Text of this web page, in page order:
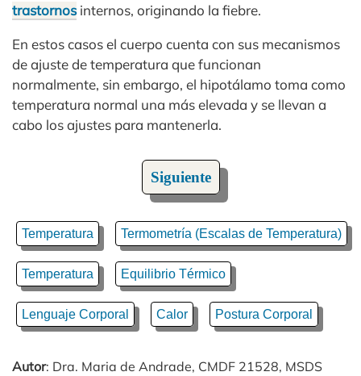
trastornosinternos, originando la fiebre.
En estos casos el cuerpo cuenta con sus mecanismos
de ajuste de temperatura que funcionan
normalmente, sin embargo, el hipotálamo toma como
temperatura normal una más elevada y se llevan a
cabo los ajustes para mantenerla.
Siguiente
Temperatura Termometría (Escalas de Temperatura)
Temperatura Equilibrio Térmico
Lenguaje Corporal Calor Postura Corporal
Autor: Dra. Maria de Andrade, CMDF 21528, MSDS